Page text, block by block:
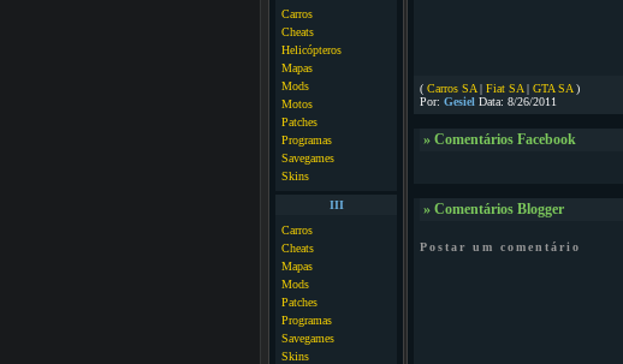
Carros
Cheats
Helicópteros
Mapas
Mods
Motos
Patches
Programas
Savegames
Skins
III
Carros
Cheats
Mapas
Mods
Patches
Programas
Savegames
Skins
( Carros SA | Fiat SA | GTA SA )
Por: Gesiel Data: 8/26/2011
» Comentários Facebook
» Comentários Blogger
Postar um comentário